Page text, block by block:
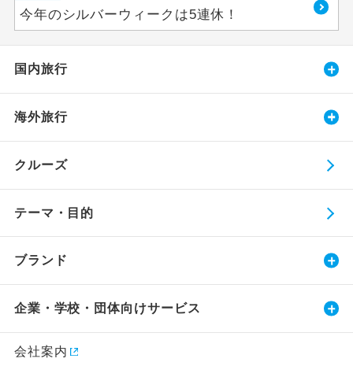
今年のシルバーウィークは5連休！
国内旅行
海外旅行
クルーズ
テーマ・目的
ブランド
企業・学校・団体向けサービス
会社案内